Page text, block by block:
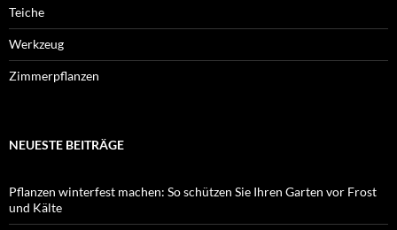
Teiche
Werkzeug
Zimmerpflanzen
NEUESTE BEITRÄGE
Pflanzen winterfest machen: So schützen Sie Ihren Garten vor Frost
und Kälte